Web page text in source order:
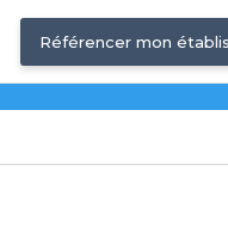
Référencer mon